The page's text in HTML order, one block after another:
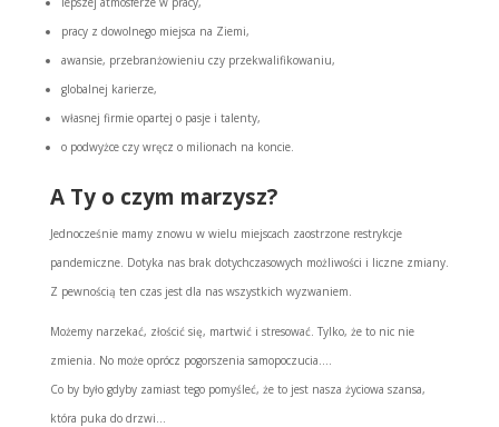
pracy z dowolnego miejsca na Ziemi,
awansie, przebranżowieniu czy przekwalifikowaniu,
globalnej karierze,
własnej firmie opartej o pasje i talenty,
o podwyżce czy wręcz o milionach na koncie.
A Ty o czym marzysz?
Jednocześnie mamy znowu w wielu miejscach zaostrzone restrykcje
pandemiczne. Dotyka nas brak dotychczasowych możliwości i liczne zmiany.
Z pewnością ten czas jest dla nas wszystkich wyzwaniem.
Możemy narzekać, złościć się, martwić i stresować. Tylko, że to nic nie
zmienia. No może oprócz pogorszenia samopoczucia….
Co by było gdyby zamiast tego pomyśleć, że to jest nasza życiowa szansa,
która puka do drzwi…